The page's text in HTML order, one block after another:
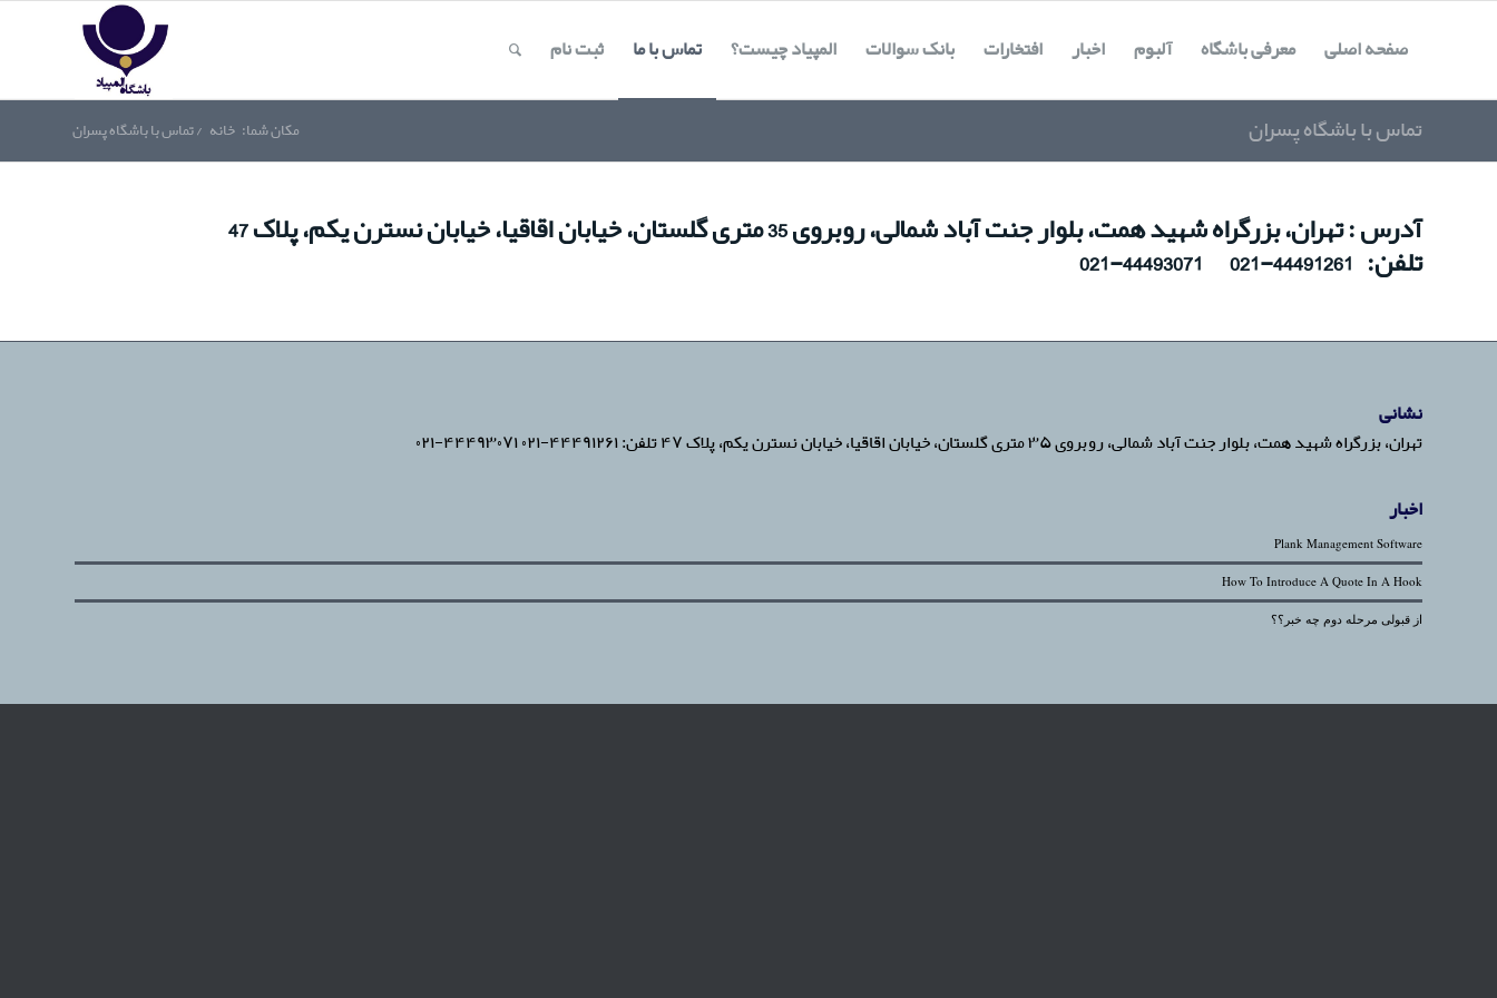
صفحه اصلی معرفی باشگاه آلبوم اخبار افتخارات بانک سوالات المپیاد چیست؟ تماس با ما ثبت نام
تماس با باشگاه پسران مکان شما: خانه /تماس با باشگاه پسران
آدرس : تهران، بزرگراه شهید همت، بلوار جنت آباد شمالی، روبروی 35 متری گلستان، خیابان اقاقیا، خیابان نسترن یکم، پلاک 47
تلفن: 44491261-021 44493071-021
نشانی
تهران، بزرگراه شهید همت، بلوار جنت آباد شمالی، روبروی ۳۵ متری گلستان، خیابان اقاقیا، خیابان نسترن یکم، پلاک ۴۷ تلفن: ۴۴۴۹۱۲۶۱-۰۲۱ ۴۴۴۹۳۰۷۱-۰۲۱
اخبار
Plank Management Software
How To Introduce A Quote In A Hook
از قبولی مرحله دوم چه خبر؟؟